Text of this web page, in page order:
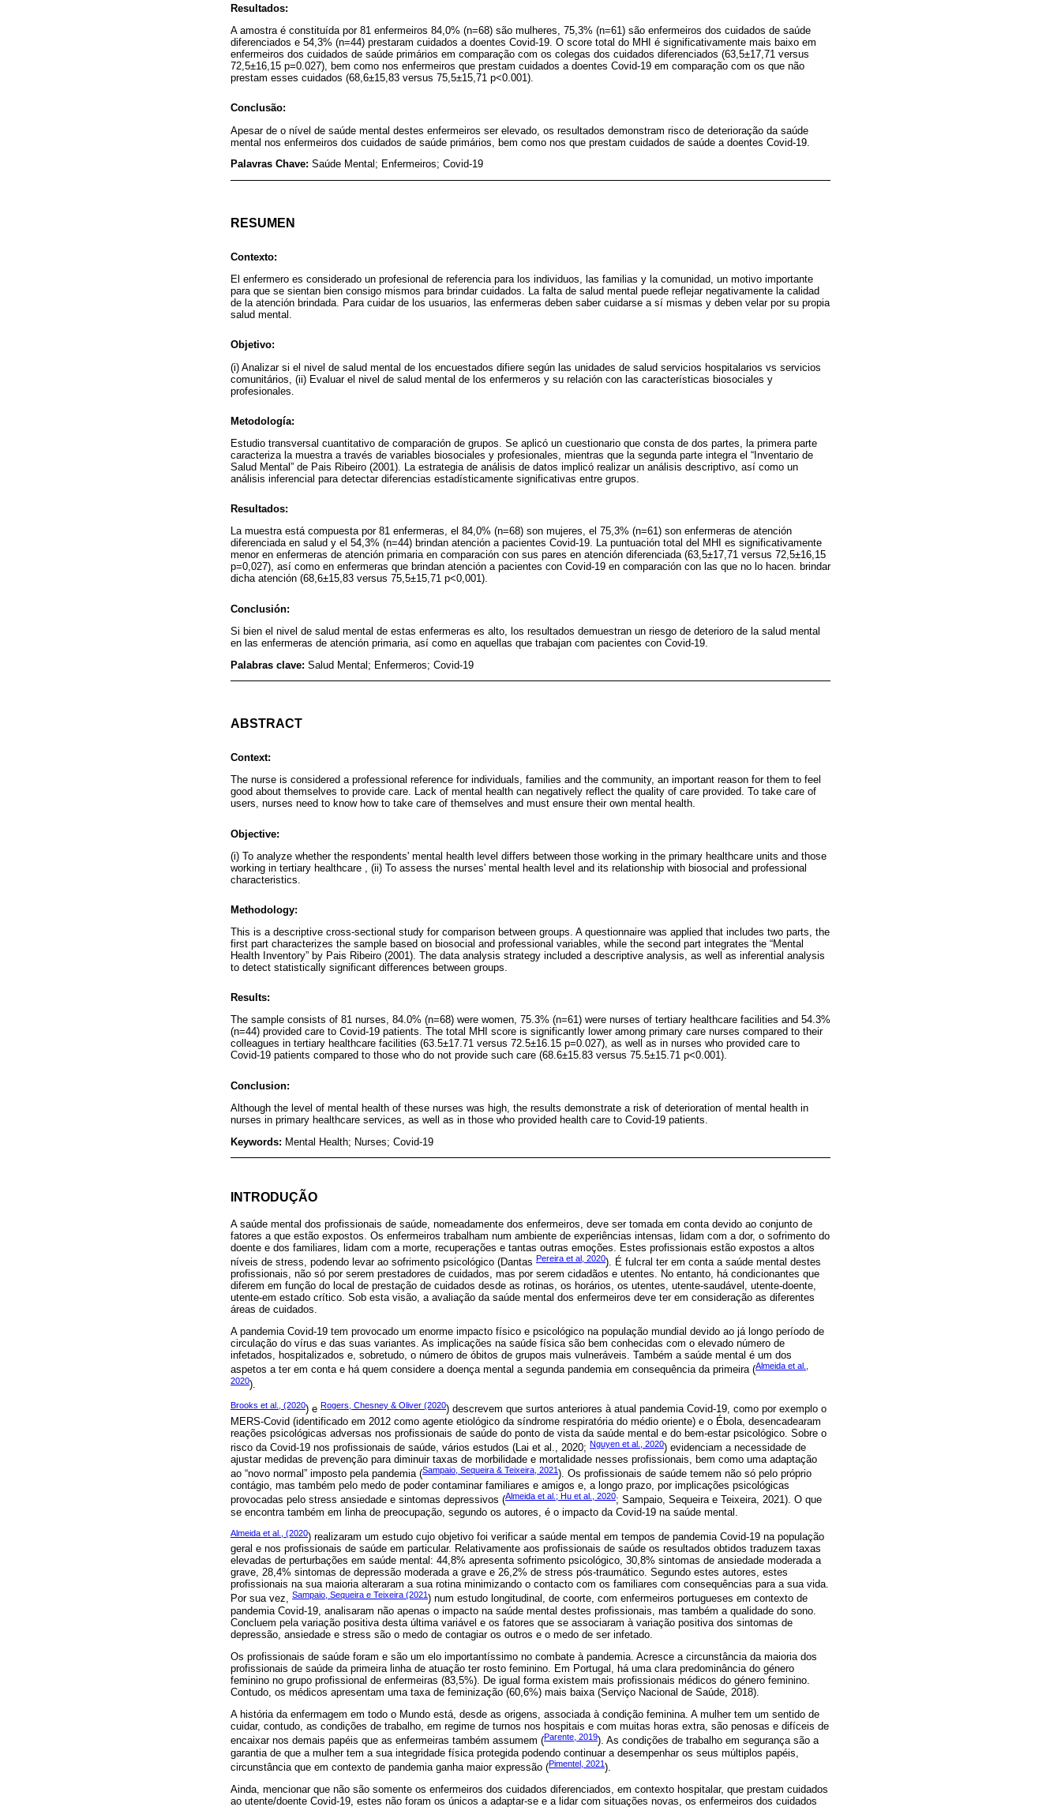
Resultados:
A amostra é constituída por 81 enfermeiros 84,0% (n=68) são mulheres, 75,3% (n=61) são enfermeiros dos cuidados de saúde
diferenciados e 54,3% (n=44) prestaram cuidados a doentes Covid-19. O score total do MHI é significativamente mais baixo em
enfermeiros dos cuidados de saúde primários em comparação com os colegas dos cuidados diferenciados (63,5±17,71 versus
72,5±16,15 p=0.027), bem como nos enfermeiros que prestam cuidados a doentes Covid-19 em comparação com os que não
prestam esses cuidados (68,6±15,83 versus 75,5±15,71 p<0.001).
Conclusão:
Apesar de o nível de saúde mental destes enfermeiros ser elevado, os resultados demonstram risco de deterioração da saúde
mental nos enfermeiros dos cuidados de saúde primários, bem como nos que prestam cuidados de saúde a doentes Covid-19.
Palavras Chave: Saúde Mental; Enfermeiros; Covid-19
RESUMEN
Contexto:
El enfermero es considerado un profesional de referencia para los individuos, las familias y la comunidad, un motivo importante
para que se sientan bien consigo mismos para brindar cuidados. La falta de salud mental puede reflejar negativamente la calidad
de la atención brindada. Para cuidar de los usuarios, las enfermeras deben saber cuidarse a sí mismas y deben velar por su propia
salud mental.
Objetivo:
(i) Analizar si el nivel de salud mental de los encuestados difiere según las unidades de salud servicios hospitalarios vs servicios
comunitários, (ii) Evaluar el nivel de salud mental de los enfermeros y su relación con las características biosociales y
profesionales.
Metodología:
Estudio transversal cuantitativo de comparación de grupos. Se aplicó un cuestionario que consta de dos partes, la primera parte
caracteriza la muestra a través de variables biosociales y profesionales, mientras que la segunda parte integra el “Inventario de
Salud Mental” de Pais Ribeiro (2001). La estrategia de análisis de datos implicó realizar un análisis descriptivo, así como un
análisis inferencial para detectar diferencias estadísticamente significativas entre grupos.
Resultados:
La muestra está compuesta por 81 enfermeras, el 84,0% (n=68) son mujeres, el 75,3% (n=61) son enfermeras de atención
diferenciada en salud y el 54,3% (n=44) brindan atención a pacientes Covid-19. La puntuación total del MHI es significativamente
menor en enfermeras de atención primaria en comparación con sus pares en atención diferenciada (63,5±17,71 versus 72,5±16,15
p=0,027), así como en enfermeras que brindan atención a pacientes con Covid-19 en comparación con las que no lo hacen. brindar
dicha atención (68,6±15,83 versus 75,5±15,71 p<0,001).
Conclusión:
Si bien el nivel de salud mental de estas enfermeras es alto, los resultados demuestran un riesgo de deterioro de la salud mental
en las enfermeras de atención primaria, así como en aquellas que trabajan com pacientes con Covid-19.
Palabras clave: Salud Mental; Enfermeros; Covid-19
ABSTRACT
Context:
The nurse is considered a professional reference for individuals, families and the community, an important reason for them to feel
good about themselves to provide care. Lack of mental health can negatively reflect the quality of care provided. To take care of
users, nurses need to know how to take care of themselves and must ensure their own mental health.
Objective:
(i) To analyze whether the respondents' mental health level differs between those working in the primary healthcare units and those
working in tertiary healthcare , (ii) To assess the nurses' mental health level and its relationship with biosocial and professional
characteristics.
Methodology:
This is a descriptive cross-sectional study for comparison between groups. A questionnaire was applied that includes two parts, the
first part characterizes the sample based on biosocial and professional variables, while the second part integrates the “Mental
Health Inventory” by Pais Ribeiro (2001). The data analysis strategy included a descriptive analysis, as well as inferential analysis
to detect statistically significant differences between groups.
Results:
The sample consists of 81 nurses, 84.0% (n=68) were women, 75.3% (n=61) were nurses of tertiary healthcare facilities and 54.3%
(n=44) provided care to Covid-19 patients. The total MHI score is significantly lower among primary care nurses compared to their
colleagues in tertiary healthcare facilities (63.5±17.71 versus 72.5±16.15 p=0.027), as well as in nurses who provided care to
Covid-19 patients compared to those who do not provide such care (68.6±15.83 versus 75.5±15.71 p<0.001).
Conclusion:
Although the level of mental health of these nurses was high, the results demonstrate a risk of deterioration of mental health in
nurses in primary healthcare services, as well as in those who provided health care to Covid-19 patients.
Keywords: Mental Health; Nurses; Covid-19
INTRODUÇÃO
A saúde mental dos profissionais de saúde, nomeadamente dos enfermeiros, deve ser tomada em conta devido ao conjunto de
fatores a que estão expostos. Os enfermeiros trabalham num ambiente de experiências intensas, lidam com a dor, o sofrimento do
doente e dos familiares, lidam com a morte, recuperações e tantas outras emoções. Estes profissionais estão expostos a altos
níveis de stress, podendo levar ao sofrimento psicológico (Dantas Pereira et al, 2020). É fulcral ter em conta a saúde mental destes
profissionais, não só por serem prestadores de cuidados, mas por serem cidadãos e utentes. No entanto, há condicionantes que
diferem em função do local de prestação de cuidados desde as rotinas, os horários, os utentes, utente-saudável, utente-doente,
utente-em estado crítico. Sob esta visão, a avaliação da saúde mental dos enfermeiros deve ter em consideração as diferentes
áreas de cuidados.
A pandemia Covid-19 tem provocado um enorme impacto físico e psicológico na população mundial devido ao já longo período de
circulação do vírus e das suas variantes. As implicações na saúde física são bem conhecidas com o elevado número de
infetados, hospitalizados e, sobretudo, o número de óbitos de grupos mais vulneráveis. Também a saúde mental é um dos
aspetos a ter em conta e há quem considere a doença mental a segunda pandemia em consequência da primeira (Almeida et al.,
2020).
Brooks et al., (2020) e Rogers, Chesney & Oliver (2020) descrevem que surtos anteriores à atual pandemia Covid-19, como por exemplo o
MERS-Covid (identificado em 2012 como agente etiológico da síndrome respiratória do médio oriente) e o Ébola, desencadearam
reações psicológicas adversas nos profissionais de saúde do ponto de vista da saúde mental e do bem-estar psicológico. Sobre o
risco da Covid-19 nos profissionais de saúde, vários estudos (Lai et al., 2020; Nguyen et al., 2020) evidenciam a necessidade de
ajustar medidas de prevenção para diminuir taxas de morbilidade e mortalidade nesses profissionais, bem como uma adaptação
ao “novo normal” imposto pela pandemia (Sampaio, Sequeira & Teixeira, 2021). Os profissionais de saúde temem não só pelo próprio
contágio, mas também pelo medo de poder contaminar familiares e amigos e, a longo prazo, por implicações psicológicas
provocadas pelo stress ansiedade e sintomas depressivos (Almeida et al.; Hu et al., 2020; Sampaio, Sequeira e Teixeira, 2021). O que
se encontra também em linha de preocupação, segundo os autores, é o impacto da Covid-19 na saúde mental.
Almeida et al., (2020) realizaram um estudo cujo objetivo foi verificar a saúde mental em tempos de pandemia Covid-19 na população
geral e nos profissionais de saúde em particular. Relativamente aos profissionais de saúde os resultados obtidos traduzem taxas
elevadas de perturbações em saúde mental: 44,8% apresenta sofrimento psicológico, 30,8% sintomas de ansiedade moderada a
grave, 28,4% sintomas de depressão moderada a grave e 26,2% de stress pós-traumático. Segundo estes autores, estes
profissionais na sua maioria alteraram a sua rotina minimizando o contacto com os familiares com consequências para a sua vida.
Por sua vez, Sampaio, Sequeira e Teixeira (2021 ) num estudo longitudinal, de coorte, com enfermeiros portugueses em contexto de
pandemia Covid-19, analisaram não apenas o impacto na saúde mental destes profissionais, mas também a qualidade do sono.
Concluem pela variação positiva desta última variável e os fatores que se associaram à variação positiva dos sintomas de
depressão, ansiedade e stress são o medo de contagiar os outros e o medo de ser infetado.
Os profissionais de saúde foram e são um elo importantíssimo no combate à pandemia. Acresce a circunstância da maioria dos
profissionais de saúde da primeira linha de atuação ter rosto feminino. Em Portugal, há uma clara predominância do género
feminino no grupo profissional de enfermeiras (83,5%). De igual forma existem mais profissionais médicos do género feminino.
Contudo, os médicos apresentam uma taxa de feminização (60,6%) mais baixa (Serviço Nacional de Saúde, 2018).
A história da enfermagem em todo o Mundo está, desde as origens, associada à condição feminina. A mulher tem um sentido de
cuidar, contudo, as condições de trabalho, em regime de turnos nos hospitais e com muitas horas extra, são penosas e difíceis de
encaixar nos demais papéis que as enfermeiras também assumem (Parente, 2019). As condições de trabalho em segurança são a
garantia de que a mulher tem a sua integridade física protegida podendo continuar a desempenhar os seus múltiplos papéis,
circunstância que em contexto de pandemia ganha maior expressão (Pimentel, 2021).
Ainda, mencionar que não são somente os enfermeiros dos cuidados diferenciados, em contexto hospitalar, que prestam cuidados
ao utente/doente Covid-19, estes não foram os únicos a adaptar-se e a lidar com situações novas, os enfermeiros dos cuidados